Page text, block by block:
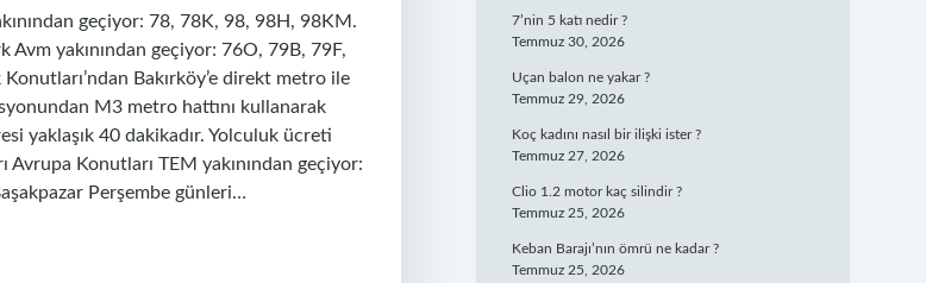
geçiyor: 78, 78K, 98, 98H, 98KM.
Avm yakınından geçiyor: 76O, 79B, 79F,
Bakırköy’e direkt metro ile
M3 metro hattını kullanarak
yaklaşık 40 dakikadır. Yolculuk ücreti
Konutları TEM yakınından geçiyor:
Perşembe günleri…
7’nin 5 katı nedir ?
Temmuz 30, 2026
Uçan balon ne yakar ?
Temmuz 29, 2026
Koç kadını nasıl bir ilişki ister ?
Temmuz 27, 2026
Clio 1.2 motor kaç silindir ?
Temmuz 25, 2026
Keban Barajı’nın ömrü ne kadar ?
Temmuz 25, 2026